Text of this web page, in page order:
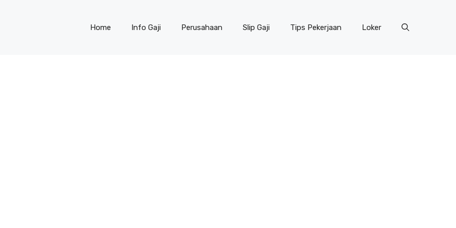
Home Info Gaji Perusahaan Slip Gaji Tips Pekerjaan Loker